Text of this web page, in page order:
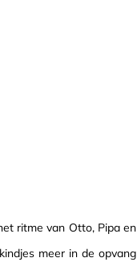
ritme van Otto, Pipa en
meer in de opvang